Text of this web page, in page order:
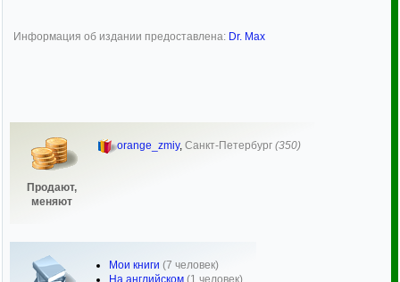
Информация об издании предоставлена: Dr. Max
Продают,
меняют
orange_zmiy, Санкт-Петербург (350)
Мои книги (7 человек)
На английском (1 человек)